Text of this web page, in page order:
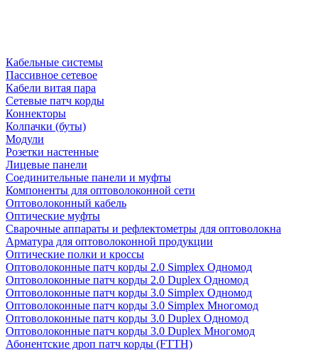
Кабельные системы
Пассивное сетевое
Кабели витая пара
Сетевые патч корды
Коннекторы
Колпачки (буты)
Модули
Розетки настенные
Лицевые панели
Соединительные панели и муфты
Компоненты для оптоволоконной сети
Оптоволоконный кабель
Оптические муфты
Сварочные аппараты и рефлектометры для оптоволокна
Арматура для оптоволоконной продукции
Оптические полки и кроссы
Оптоволоконные патч корды 2.0 Simplex Одномод
Оптоволоконные патч корды 2.0 Duplex Одномод
Оптоволоконные патч корды 3.0 Simplex Одномод
Оптоволоконные патч корды 3.0 Simplex Многомод
Оптоволоконные патч корды 3.0 Duplex Одномод
Оптоволоконные патч корды 3.0 Duplex Многомод
Абонентские дроп патч корды (FTTH)